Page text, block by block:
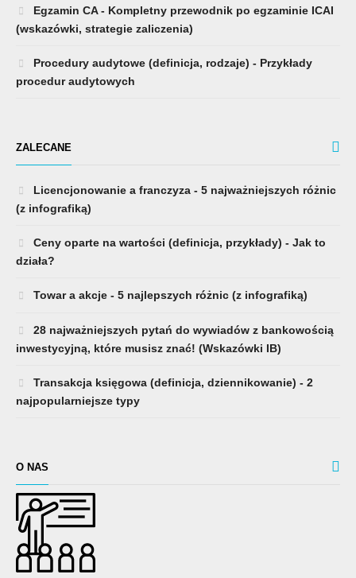
Egzamin CA - Kompletny przewodnik po egzaminie ICAI
(wskazówki, strategie zaliczenia)
Procedury audytowe (definicja, rodzaje) - Przykłady
procedur audytowych
ZALECANE
Licencjonowanie a franczyza - 5 najważniejszych różnic
(z infografiką)
Ceny oparte na wartości (definicja, przykłady) - Jak to
działa?
Towar a akcje - 5 najlepszych różnic (z infografiką)
28 najważniejszych pytań do wywiadów z bankowością
inwestycyjną, które musisz znać! (Wskazówki IB)
Transakcja księgowa (definicja, dziennikowanie) - 2
najpopularniejsze typy
O NAS